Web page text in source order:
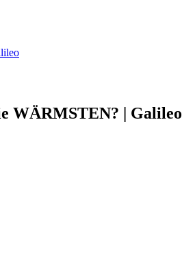
WÄRMSTEN? | Galileo